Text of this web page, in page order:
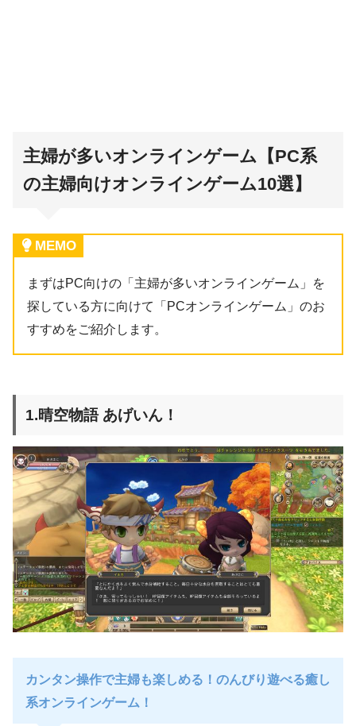
主婦が多いオンラインゲーム【PC系
の主婦向けオンラインゲーム10選】
MEMO
まずはPC向けの「主婦が多いオンラインゲーム」を
探している方に向けて「PCオンラインゲーム」のお
すすめをご紹介します。
1.晴空物語 あげいん！
カンタン操作で主婦も楽しめる！のんびり遊べる癒し
系オンラインゲーム！